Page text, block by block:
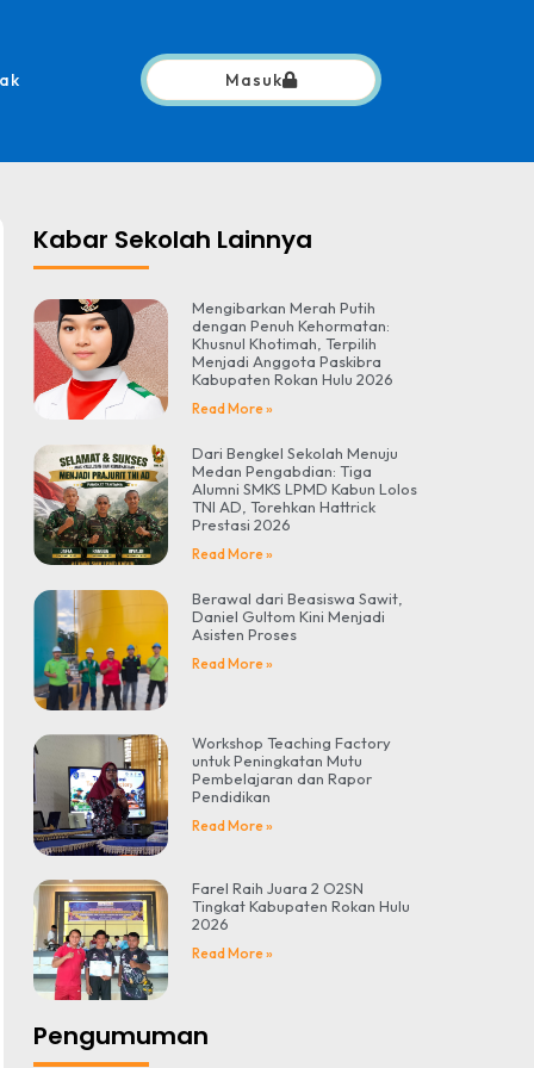
Masuk
Kabar Sekolah Lainnya
Mengibarkan Merah Putih
dengan Penuh Kehormatan:
Khusnul Khotimah, Terpilih
Menjadi Anggota Paskibra
Kabupaten Rokan Hulu 2026
Read More »
Dari Bengkel Sekolah Menuju
Medan Pengabdian: Tiga
Alumni SMKS LPMD Kabun Lolos
TNI AD, Torehkan Hattrick
Prestasi 2026
Read More »
Berawal dari Beasiswa Sawit,
Daniel Gultom Kini Menjadi
Asisten Proses
Read More »
Workshop Teaching Factory
untuk Peningkatan Mutu
Pembelajaran dan Rapor
Pendidikan
Read More »
Farel Raih Juara 2 O2SN
Tingkat Kabupaten Rokan Hulu
2026
Read More »
Pengumuman